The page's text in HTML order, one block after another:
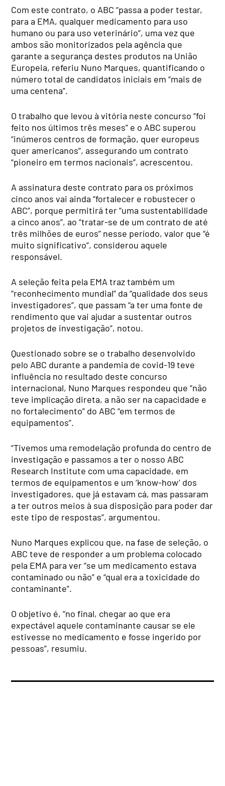
Com este contrato, o ABC “passa a poder testar,
para a EMA, qualquer medicamento para uso
humano ou para uso veterinário”, uma vez que
ambos são monitorizados pela agência que
garante a segurança destes produtos na União
Europeia, referiu Nuno Marques, quantificando o
número total de candidatos iniciais em “mais de
uma centena”.
O trabalho que levou à vitória neste concurso “foi
feito nos últimos três meses” e o ABC superou
“inúmeros centros de formação, quer europeus
quer americanos”, assegurando um contrato
“pioneiro em termos nacionais”, acrescentou.
A assinatura deste contrato para os próximos
cinco anos vai ainda “fortalecer e robustecer o
ABC”, porque permitirá ter “uma sustentabilidade
a cinco anos”, ao “tratar-se de um contrato de até
três milhões de euros” nesse período, valor que “é
muito significativo”, considerou aquele
responsável.
A seleção feita pela EMA traz também um
“reconhecimento mundial” da “qualidade dos seus
investigadores”, que passam “a ter uma fonte de
rendimento que vai ajudar a sustentar outros
projetos de investigação”, notou.
Questionado sobre se o trabalho desenvolvido
pelo ABC durante a pandemia de covid-19 teve
influência no resultado deste concurso
internacional, Nuno Marques respondeu que “não
teve implicação direta, a não ser na capacidade e
no fortalecimento” do ABC “em termos de
equipamentos”.
“Tivemos uma remodelação profunda do centro de
investigação e passamos a ter o nosso ABC
Research Institute com uma capacidade, em
termos de equipamentos e um ‘know-how’ dos
investigadores, que já estavam cá, mas passaram
a ter outros meios à sua disposição para poder dar
este tipo de respostas”, argumentou.
Nuno Marques explicou que, na fase de seleção, o
ABC teve de responder a um problema colocado
pela EMA para ver “se um medicamento estava
contaminado ou não” e “qual era a toxicidade do
contaminante”.
O objetivo é, “no final, chegar ao que era
expectável aquele contaminante causar se ele
estivesse no medicamento e fosse ingerido por
pessoas”, resumiu.